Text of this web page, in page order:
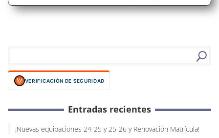
VERIFICACIÓN DE SEGURIDAD
Entradas recientes
¡Nuevas equipaciones 24-25 y 25-26 y Renovación Matrícula!